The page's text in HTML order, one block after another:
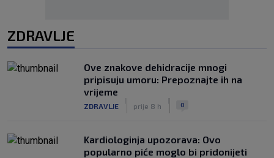
ZDRAVLJE
Ove znakove dehidracije mnogi
pripisuju umoru: Prepoznajte ih na
vrijeme
ZDRAVLJE prije 8 h 0
Kardiologinja upozorava: Ovo
popularno piće moglo bi pridonijeti